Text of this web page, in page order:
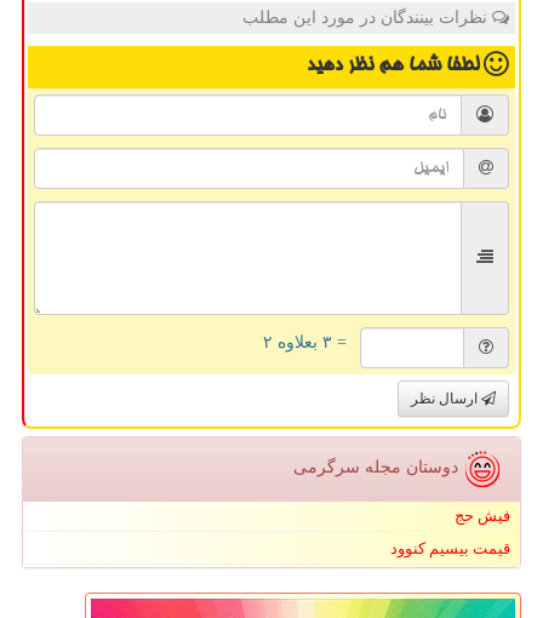
نظرات بینندگان در مورد این مطلب
لطفا شما همنظر دهید
= ۳ بعلاوه ۲
ارسال نظر
دوستان مجله سرگرمی
فیش حج
قیمت بیسیم کنوود